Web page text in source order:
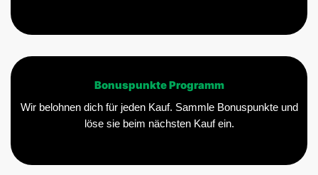
Bonuspunkte Programm
Wir belohnen dich für jeden Kauf. Sammle Bonuspunkte und
löse sie beim nächsten Kauf ein.